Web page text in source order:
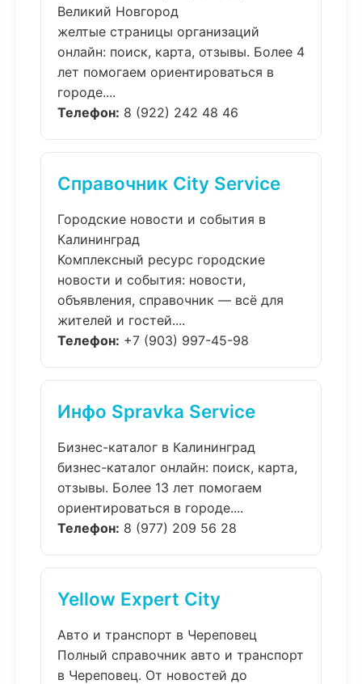
Великий Новгород
желтые страницы организаций
онлайн: поиск, карта, отзывы. Более 4
лет помогаем ориентироваться в
городе....
Телефон: 8 (922) 242 48 46
Справочник City Service
Городские новости и события в
Калининград
Комплексный ресурс городские
новости и события: новости,
объявления, справочник — всё для
жителей и гостей....
Телефон: +7 (903) 997-45-98
Инфо Spravka Service
Бизнес-каталог в Калининград
бизнес-каталог онлайн: поиск, карта,
отзывы. Более 13 лет помогаем
ориентироваться в городе....
Телефон: 8 (977) 209 56 28
Yellow Expert City
Авто и транспорт в Череповец
Полный справочник авто и транспорт
в Череповец. От новостей до